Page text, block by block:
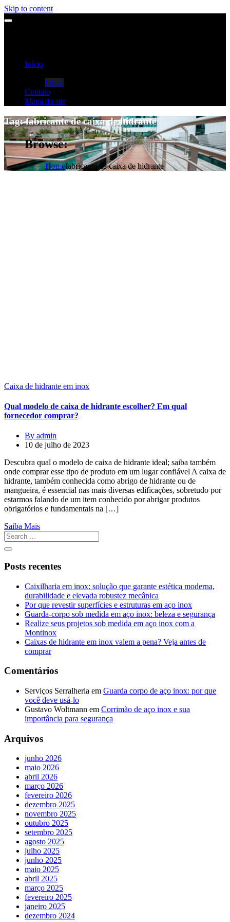
Skip to content
Início
Dicas
Contato
Mapa do site
Tag:fabricante de caixa de hidrante
Browse:
Homefabricante de caixa de hidrante
Caixa de hidrante em inox
Qual modelo de caixa de hidrante escolher? Em qual
fornecedor comprar?
By admin
10 de julho de 2023
Descubra qual o modelo de caixa de hidrante ideal; saiba também
onde comprar esse tipo de produto em um lugar confiável A caixa de
hidrante, também conhecida como abrigo de hidrante ou de
mangueira, é essencial nas mais diversas edificações, sobretudo por
estarmos falando de um item conhecido por abrigar produtos
obrigatórios e fundamentais na […]
Saiba Mais
Posts recentes
Caixilharia em inox: solução que garante estética moderna,
durabilidade e elevada robustez mecânica
Por que revestir superfícies e estruturas em aço inox
Guarda-corpo sob medida em aço inox: beleza e segurança
Realize seus projetos sob medida em aço inox com a
Montinox
Caixas de hidrante em inox valem a pena? Veja antes de
comprar
Comentários
Serviços Serralheria em Guarda corpo de aço inox: por que
você deve usá-lo
Gustavo Woltmann em Corrimão de aço inox e sua
importância para segurança
Arquivos
junho 2026
maio 2026
abril 2026
março 2026
fevereiro 2026
dezembro 2025
novembro 2025
outubro 2025
setembro 2025
agosto 2025
julho 2025
junho 2025
maio 2025
abril 2025
março 2025
fevereiro 2025
janeiro 2025
dezembro 2024